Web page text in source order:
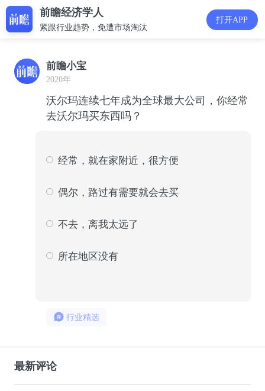
前瞻经济学人
紧跟行业趋势，免遭市场淘汰
打开APP
前瞻小宝
2020年
沃尔玛连续七年成为全球最大公司，你经常
去沃尔玛买东西吗？
经常，就在家附近，很方便
偶尔，路过有需要就会去买
不去，离我太远了
所在地区没有
行业精选
最新评论